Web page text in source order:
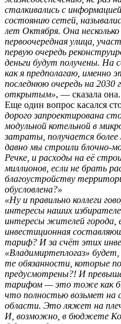
сталкивались с
состоянию сетей,
лет Октября. Она несколько
первоочередная улица,
первую очередь
деньги будут получены. На
как я предполагаю, именно
последнюю очередь на 2030
открытым», — сказала она.
Еще один вопрос касался
дорого запроектирована
модульной котельной в
затраты, получается
давно мы строили блочно-
Речке, и расходы на её
миллионов, если не брать
благоустройству
обусловлена?»
«Ну и правильно коллеги
интересы наших
интересы жителей города,
инвестиционная
тариф? И за счёт этих
«Владимиртеплогаз»
те обязанности, которые
предусмотрены?! И
тарифом — это тоже как
что полностью возьмет на
области. Это ляжет на
И, возможно, в бюджете